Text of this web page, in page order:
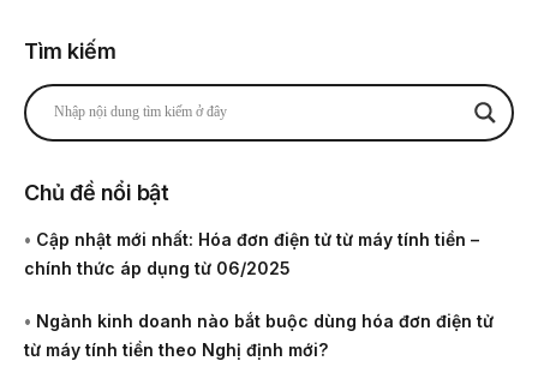
Tìm kiếm
Chủ đề nổi bật
• Cập nhật mới nhất: Hóa đơn điện tử từ máy tính tiền –
chính thức áp dụng từ 06/2025
• Ngành kinh doanh nào bắt buộc dùng hóa đơn điện tử
từ máy tính tiền theo Nghị định mới?